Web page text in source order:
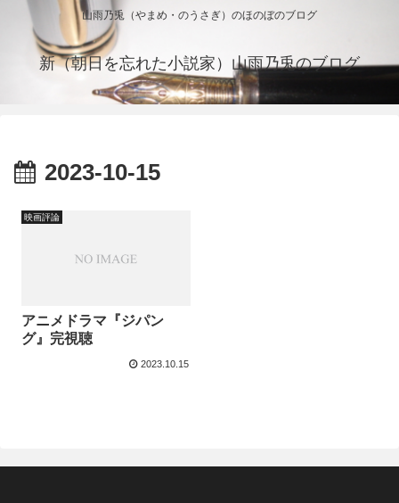
山雨乃兎（やまめ・のうさぎ）のほのぼのブログ
新（朝日を忘れた小説家）山雨乃兎のブログ
2023-10-15
映画評論
アニメドラマ『ジパン
グ』完視聴
2023.10.15